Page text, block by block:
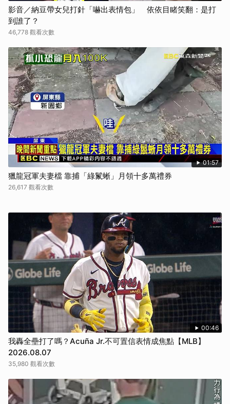
影音／納豆帶女兒打針「嚇出表情包」 依依目睹笑翻：是打
到誰了？
46,778 觀看次數
01:57
獵龍冠軍夫妻檔 靠捕「綠鬣蜥」月領十多萬禮券
26,617 觀看次數
00:46
我轟全壘打了嗎？Acuña Jr.不可置信表情成焦點【MLB】
2026.08.07
35,980 觀看次數